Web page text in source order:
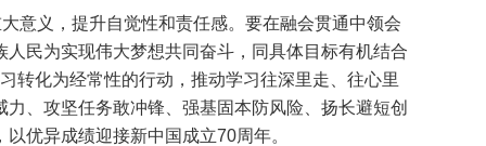
义，提升自觉性和责任感。要在融会贯通中领会
民为实现伟大梦想共同奋斗，同具体目标有机结合
转化为经常性的行动，推动学习往深里走、往心里
、攻坚任务敢冲锋、强基固本防风险、扬长避短创
优异成绩迎接新中国成立70周年。